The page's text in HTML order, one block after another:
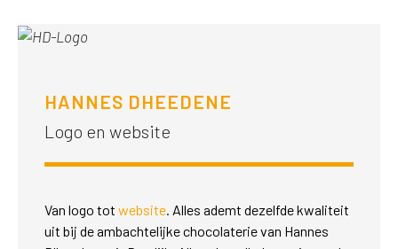
HANNES DHEEDENE
Logo en website
Van logo tot website. Alles ademt dezelfde kwaliteit
uit bij de ambachtelijke chocolaterie van Hannes